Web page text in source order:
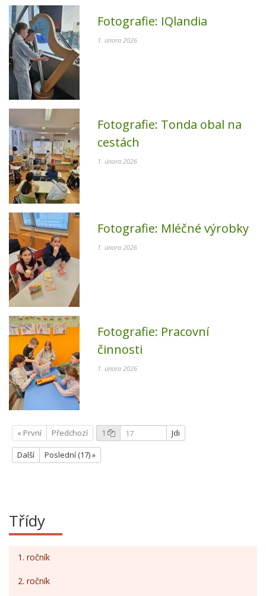
Fotografie: IQlandia
1. února 2026
Fotografie: Tonda obal na
cestách
1. února 2026
Fotografie: Mléčné výrobky
1. února 2026
Fotografie: Pracovní
činnosti
1. února 2026
« První Předchozí 1 Jdi
Další Poslední (17) »
Třídy
1. ročník
2. ročník